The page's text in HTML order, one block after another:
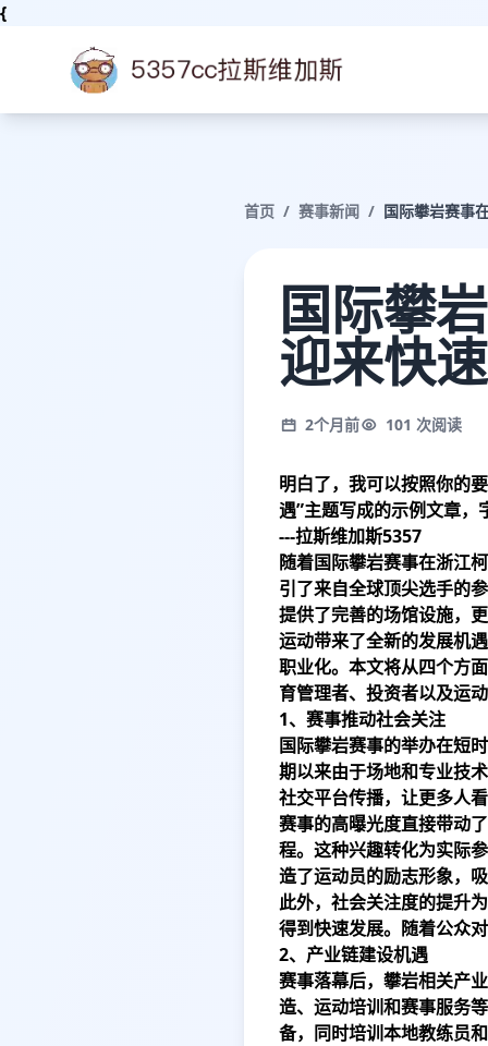
{
首页 / 赛事新闻 / 国际攀岩赛事
国际攀
迎来快
2个月前 101 次阅读
明白了，我可以按照你的
遇”主题写成的示例文章
---拉斯维加斯5357
随着国际攀岩赛事在浙江
引了来自全球顶尖选手的
提供了完善的场馆设施，
运动带来了全新的发展机
职业化。本文将从四个方
育管理者、投资者以及运
1、赛事推动社会关注
国际攀岩赛事的举办在短
期以来由于场地和专业技
社交平台传播，让更多人
赛事的高曝光度直接带动
程。这种兴趣转化为实际
造了运动员的励志形象，
此外，社会关注度的提升
得到快速发展。随着公众
2、产业链建设机遇
赛事落幕后，攀岩相关产
造、运动培训和赛事服务
备，同时培训本地教练员